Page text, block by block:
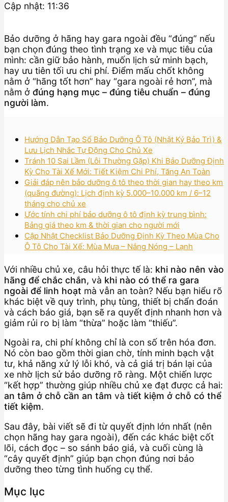
Cập nhật: 11:36
Bảo dưỡng ở hãng hay gara ngoài đều “đúng” nếu
bạn chọn đúng theo tình trạng xe và mục tiêu của
mình: cần giữ bảo hành, muốn lịch sử minh bạch,
hay ưu tiên tối ưu chi phí. Điểm mấu chốt không
nằm ở “hãng tốt hơn” hay “gara ngoài rẻ hơn”, mà
nằm ở đúng hạng mục – đúng tiêu chuẩn – đúng
người làm.
Hướng Dẫn Tạo Sổ Bảo Dưỡng Ô Tô (Nhật Ký Bảo Trì) &
Lưu Lịch Nhắc Tự Động Cho Chủ Xe
Tránh 10 Sai Lầm (Lỗi Thường Gặp) Khi Bảo Dưỡng Định
Kỳ Cho Tài Xế Mới: Tiết Kiệm Chi Phí, Tăng An Toàn
Giải đáp nên bảo dưỡng ô tô theo thời gian hay theo km
(quãng đường): Lịch định kỳ 5.000–10.000 km / 6–12
tháng cho chủ xe
Ước tính chi phí bảo dưỡng ô tô định kỳ trung bình:
Bảng giá theo km & thời gian cho người mới
Cập Nhật Checklist Bảo Dưỡng Định Kỳ Theo Mùa Cho
Ô Tô Cho Tài Xế: Mùa Mưa – Nắng Nóng – Lạnh
Với nhiều chủ xe, câu hỏi thực tế là: khi nào nên vào
hãng để chắc chắn, và khi nào có thể ra gara
ngoài để linh hoạt mà vẫn an toàn? Nếu bạn hiểu rõ
khác biệt về quy trình, phụ tùng, thiết bị chẩn đoán
và cách báo giá, bạn sẽ ra quyết định nhanh hơn và
giảm rủi ro bị làm “thừa” hoặc làm “thiếu”.
Ngoài ra, chi phí không chỉ là con số trên hóa đơn.
Nó còn bao gồm thời gian chờ, tính minh bạch vật
tư, khả năng xử lý lỗi khó, và cả giá trị bán lại của
xe nhờ lịch sử bảo dưỡng rõ ràng. Một chiến lược
“kết hợp” thường giúp nhiều chủ xe đạt được cả hai:
an tâm ở chỗ cần an tâm và tiết kiệm ở chỗ có thể
tiết kiệm.
Sau đây, bài viết sẽ đi từ quyết định lớn nhất (nên
chọn hãng hay gara ngoài), đến các khác biệt cốt
lõi, cách đọc – so sánh báo giá, và cuối cùng là
“cây quyết định” giúp bạn chọn đúng nơi bảo
dưỡng theo từng tình huống cụ thể.
Mục lục